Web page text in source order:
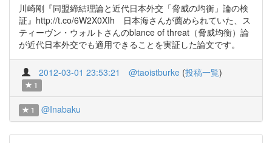
川崎剛『同盟締結理論と近代日本外交「脅威の均衡」論の検
証』http://t.co/6W2X0XIh 日本海さんが薦められていた、ス
ティーヴン・ウォルトさんのblance of threat（脅威均衡）論
が近代日本外交でも適用できることを実証した論文です。
2012-03-01 23:53:21 @taoistburke (投稿一覧)
1
1 @Inabaku